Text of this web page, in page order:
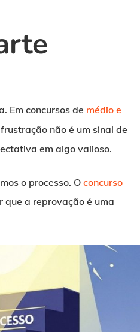
Em concursos de médio e
não é um sinal de
em algo valioso.
o processo. O concurso
que a reprovação é uma